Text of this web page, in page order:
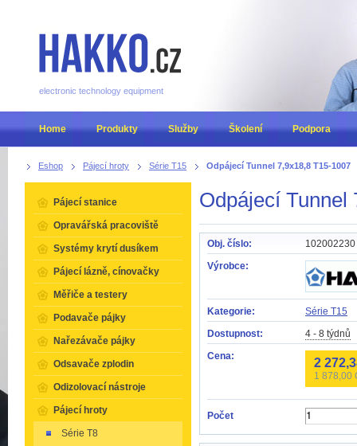
Eshop Pájecí hroty Série T15 Odpájecí Tunnel 7,9x18,8 T15-1007
Odpájecí Tunnel
Obj. číslo:
102002230
Výrobce:
Kategorie:
Série T15
Dostupnost:
4 - 8 týdnů
Cena:
2
1 878,00
Počet
Pájecí stanice
Opravářská pracoviště
Systémy krytí dusíkem
Pájecí lázně, cínovačky
Měřiče a testery
Podavače pájky
Nařezávače pájky
Odsavače zplodin
Odizolovací nástroje
Pájecí hroty
Série T8
electronic technology equipment
Home Produkty Služby Školení Podpora